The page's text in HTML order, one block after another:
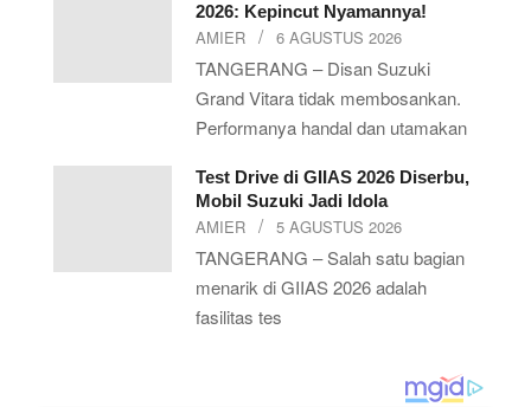
2026: Kepincut Nyamannya!
AMIER 6 AGUSTUS 2026
TANGERANG – Disan Suzuki
Grand Vitara tidak membosankan.
Performanya handal dan utamakan
Test Drive di GIIAS 2026 Diserbu,
Mobil Suzuki Jadi Idola
AMIER 5 AGUSTUS 2026
TANGERANG – Salah satu bagian
menarik di GIIAS 2026 adalah
fasilitas tes